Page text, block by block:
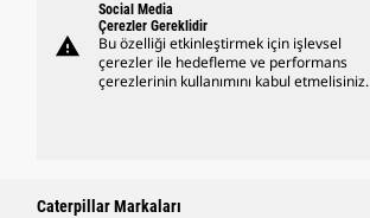
warning
Social Media
Çerezler Gereklidir
Bu özelliği etkinleştirmek için işlevsel
çerezler ile hedefleme ve performans
çerezlerinin kullanımını kabul etmelisiniz.
Caterpillar Markaları